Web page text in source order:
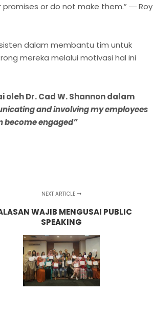
or do not make them.” ― Roy
dalam membantu tim untuk
mereka melalui motivasi hal ini
Dr. Cad W. Shannon dalam
and involving my employees
become engaged”
NEXT ARTICLE
WAJIB MENGUSAI PUBLIC
SPEAKING